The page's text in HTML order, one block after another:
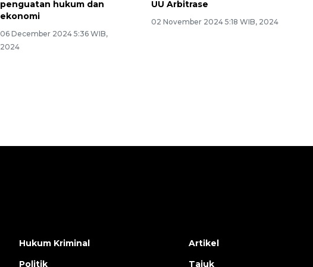
penguatan hukum dan
ekonomi
06 December 2024 5:36 WIB,
2024
UU Arbitrase
02 November 2024 5:18 WIB, 2024
Hukum Kriminal
Politik
Artikel
Tajuk